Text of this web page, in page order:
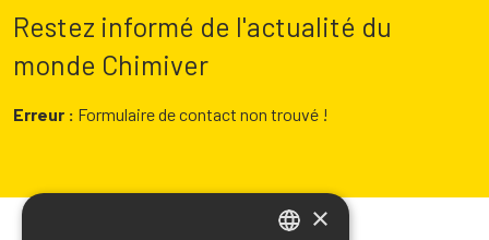
Restez informé de l'actualité du
monde Chimiver
Erreur : Formulaire de contact non trouvé !
×